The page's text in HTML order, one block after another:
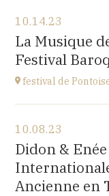
Japan Evangelical
1-14-14 OKUBO
at14H
10.14.23
La Musique
Festival
festival de
église St Aubin,
place Robert
at18H00
Go to site
10.08.23
Didon &
Ancienne en